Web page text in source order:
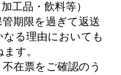
工品・飲料等）
期限を過ぎて返送
る理由においても
す。
在票をご確認のう